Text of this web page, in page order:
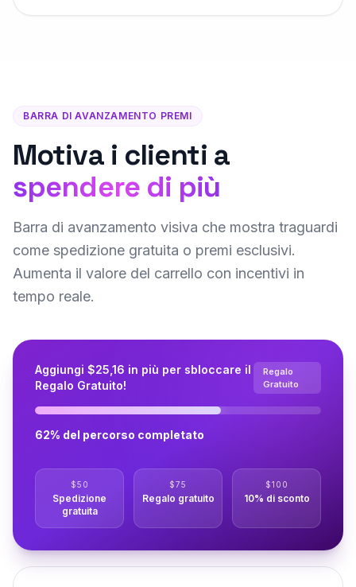
BARRA DI AVANZAMENTO PREMI
Motiva i clienti a
spendere di più
Barra di avanzamento visiva che mostra traguardi
come spedizione gratuita o premi esclusivi.
Aumenta il valore del carrello con incentivi in
tempo reale.
Aggiungi $25,16 in più per sbloccare il
Regalo Gratuito!
Regalo
Gratuito
62% del percorso completato
$50
Spedizione
gratuita
$75
Regalo gratuito
$100
10% di sconto